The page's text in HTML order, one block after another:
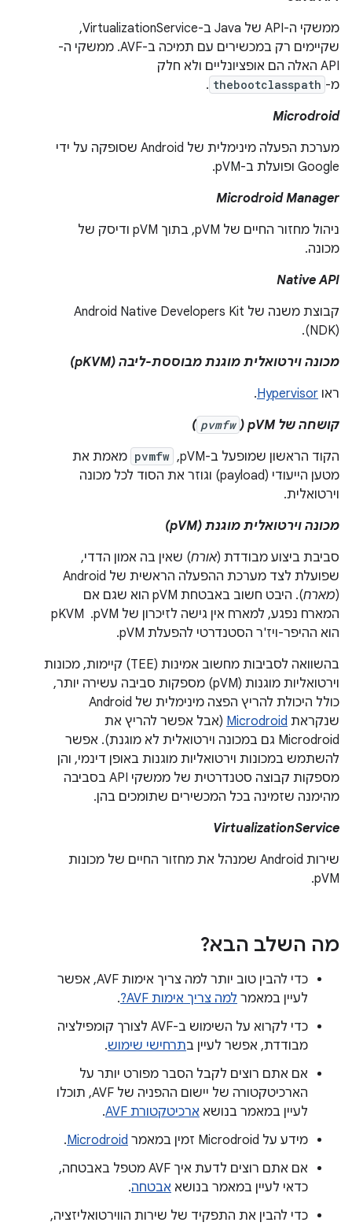
ממשקי ה-API של Java ב-VirtualizationService,
שקיימים רק במכשירים עם תמיכה ב-AVF. ממשקי ה-
API האלה הם אופציונליים ולא חלק
מ- thebootclasspath
.
Microdroid
מערכת הפעלה מינימלית של Android שסופקה על ידי
Google ופועלת ב-pVM.
Microdroid Manager
ניהול מחזור החיים של pVM, בתוך pVM ודיסק של
מכונה.
Native API
קבוצת משנה של Android Native Developers Kit
(NDK).
מכונה וירטואלית מוגנת מבוססת-ליבה (pKVM)
ראו Hypervisor
.
קושחה של pVM‏ (
pvmfw
)
הקוד הראשון שמופעל ב-pVM,
pvmfw מאמת את
מטען הייעודי (payload) וגוזר את הסוד לכל מכונה
וירטואלית.
מכונה וירטואלית מוגנת (pVM)
סביבת ביצוע מבודדת (אורח) שאין בה אמון הדדי,
שפועלת לצד מערכת ההפעלה הראשית של Android
(מארח
). היבט חשוב באבטחת pVM הוא שגם אם
המארח נפגע, למארח אין גישה לזיכרון של pVM. ‏ pKVM
הוא ההיפר-ויז'ר הסטנדרטי להפעלת pVM.
בהשוואה לסביבות מחשוב אמינות (TEE) קיימות, מכונות
וירטואליות מוגנות (pVM) מספקות סביבה עשירה יותר,
כולל היכולת להריץ הפצה מינימלית של Android
שנקראת Microdroid (אבל אפשר להריץ את
Microdroid גם במכונה וירטואלית לא מוגנת). אפשר
להשתמש במכונות וירטואליות מוגנות באופן דינמי, והן
מספקות קבוצה סטנדרטית של ממשקי API בסביבה
מהימנה שזמינה בכל המכשירים שתומכים בהן.
VirtualizationService
שירות Android שמנהל את מחזור החיים של מכונות
pVM.
מה השלב הבא?
כדי להבין טוב יותר למה צריך אימות AVF, אפשר
לעיין במאמר למה צריך אימות AVF?
.
כדי לקרוא על השימוש ב-AVF לצורך קומפילציה
מבודדת, אפשר לעיין בתרחישי שימוש.
אם אתם רוצים לקבל הסבר מפורט יותר על
הארכיטקטורה של יישום ההפניה של AVF, תוכלו
לעיין במאמר בנושא ארכיטקטורת AVF
.
מידע על Microdroid זמין במאמר
Microdroid
.
אם אתם רוצים לדעת איך AVF מטפל באבטחה,
כדאי לעיין במאמר בנושא אבטחה.
כדי להבין את התפקיד של שירות הווירטואליזציה,